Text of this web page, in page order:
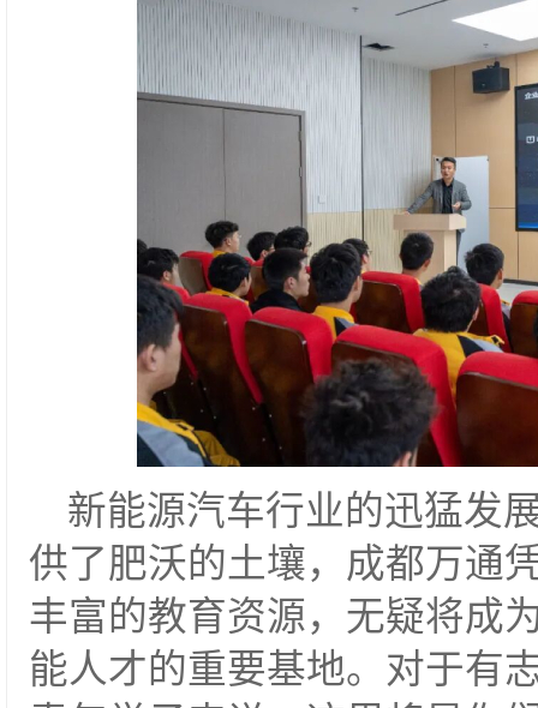
新能源汽车行业的迅猛发
供了肥沃的土壤，成都万通
丰富的教育资源，无疑将成
能人才的重要基地。对于有